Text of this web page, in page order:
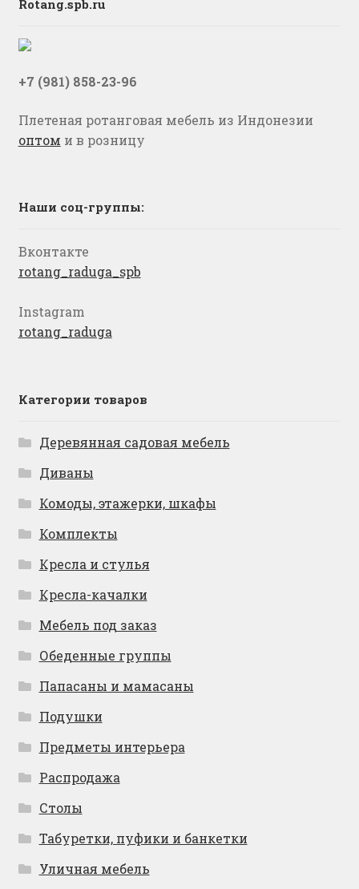
Rotang.spb.ru
+7 (981) 858-23-96
Плетеная ротанговая мебель из Индонезии
оптом и в розницу
Наши соц-группы:
Вконтакте
rotang_raduga_spb
Instagram
rotang_raduga
Категории товаров
Деревянная садовая мебель
Диваны
Комоды, этажерки, шкафы
Комплекты
Кресла и стулья
Кресла-качалки
Мебель под заказ
Обеденные группы
Папасаны и мамасаны
Подушки
Предметы интерьера
Распродажа
Столы
Табуретки, пуфики и банкетки
Уличная мебель